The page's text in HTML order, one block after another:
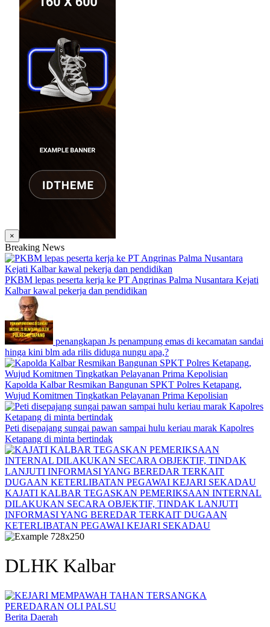
×
Breaking News
PKBM lepas peserta kerja ke PT Angrinas Palma Nusantara Kejati
Kalbar kawal pekerja dan pendidikan
penangkapan Js penampung emas di kecamatan sandai
hinga kini blm ada rilis diduga nungu apa,?
Kapolda Kalbar Resmikan Bangunan SPKT Polres Ketapang,
Wujud Komitmen Tingkatkan Pelayanan Prima Kepolisian
Peti disepajang sungai pawan sampai hulu keriau marak Kapolres
Ketapang di minta bertindak
KAJATI KALBAR TEGASKAN PEMERIKSAAN INTERNAL
DILAKUKAN SECARA OBJEKTIF, TINDAK LANJUTI
INFORMASI YANG BEREDAR TERKAIT DUGAAN
KETERLIBATAN PEGAWAI KEJARI SEKADAU
DLHK Kalbar
Berita Daerah